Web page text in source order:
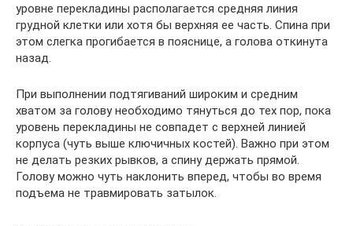
уровне перекладины располагается средняя линия
грудной клетки или хотя бы верхняя ее часть. Спина при
этом слегка прогибается в пояснице, а голова откинута
назад.
При выполнении подтягиваний широким и средним
хватом за голову необходимо тянуться до тех пор, пока
уровень перекладины не совпадет с верхней линией
корпуса (чуть выше ключичных костей). Важно при этом
не делать резких рывков, а спину держать прямой.
Голову можно чуть наклонить вперед, чтобы во время
подъема не травмировать затылок.